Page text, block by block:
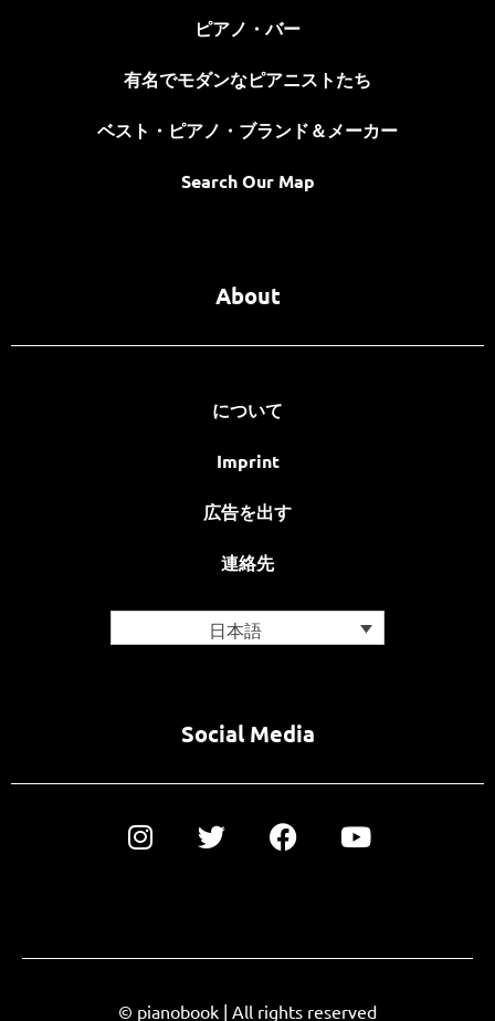
ピアノ・バー
有名でモダンなピアニストたち
ベスト・ピアノ・ブランド＆メーカー
Search Our Map
About
について
Imprint
広告を出す
連絡先
日本語
Social Media
© pianobook | All rights reserved